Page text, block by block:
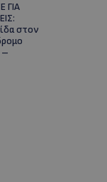
ΓΙΑ
στον
–